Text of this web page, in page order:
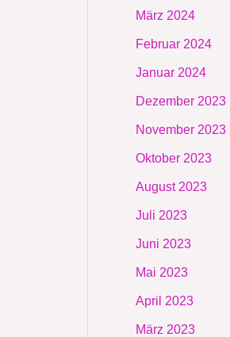
März 2024
Februar 2024
Januar 2024
Dezember 2023
November 2023
Oktober 2023
August 2023
Juli 2023
Juni 2023
Mai 2023
April 2023
März 2023